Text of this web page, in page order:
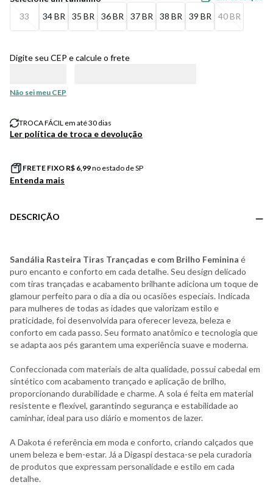
33 34 BR 35 BR 36 BR 37 BR 38 BR 39 BR 40 BR
Digite seu CEP e calcule o frete
Não sei meu CEP
TROCA FÁCIL em até 30 dias
Ler política de troca e devolução
FRETE FIXO R$ 6,99no estado de SP
Entenda mais
DESCRIÇÃO
Sandália Rasteira Tiras Trançadas e com Brilho Feminina é
puro encanto e conforto em cada detalhe. Seu design delicado
com tiras trançadas e acabamento brilhante adiciona um toque de
glamour perfeito para o dia a dia ou ocasiões especiais. Indicada
para mulheres de todas as idades que valorizam estilo e
praticidade, foi desenvolvida para oferecer leveza, beleza e
conforto em cada passo. Seu formato anatômico e tecnologia que
se adapta aos pés garantem uma experiência suave e moderna.
Confeccionada com materiais de alta qualidade, possui cabedal em
sintético com acabamento trançado e aplicação de brilho,
proporcionando durabilidade e charme. A sola é feita em material
resistente e flexível, garantindo segurança e estabilidade ao
caminhar, ideal para uso diário e momentos de lazer.
A Dakota é referência em moda e conforto, criando calçados que
unem beleza e bem-estar. Já a Digaspi destaca-se pela curadoria
de produtos que expressam personalidade e estilo em cada
detalhe.